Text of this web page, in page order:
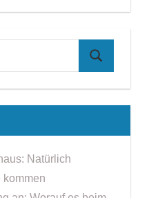
Natürlich
kommen